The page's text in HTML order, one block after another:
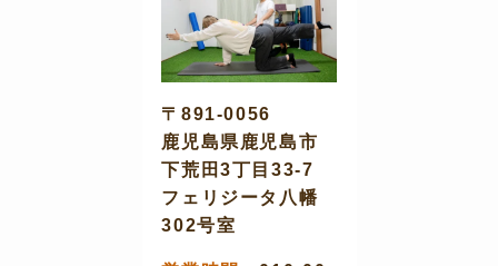
〒891-0056
鹿児島県鹿児島市
下荒田3丁目33-7
フェリジータ八幡
302号室